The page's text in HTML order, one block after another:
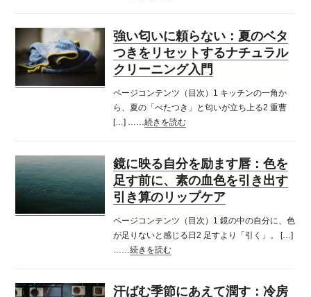
強い匂いに頼らない：夏のベタ
つきをリセットするナチュラル
クリーニング入門
ページコンテンツ（目次）1 キッチンの一角か
ら、夏の「べたつき」と匂いが立ち上る2 重曹
[…] ……続きを読む
鏡に映る自分を励ます唇：色を
足す前に、素の血色を引き出す
引き算のリップケア
ページコンテンツ（目次）1 鏡の中の自分に、色
が足りないと感じる日2 足すより「引く」。 […]
……続きを読む
汗ばむ季節にあえて潤す：冷房